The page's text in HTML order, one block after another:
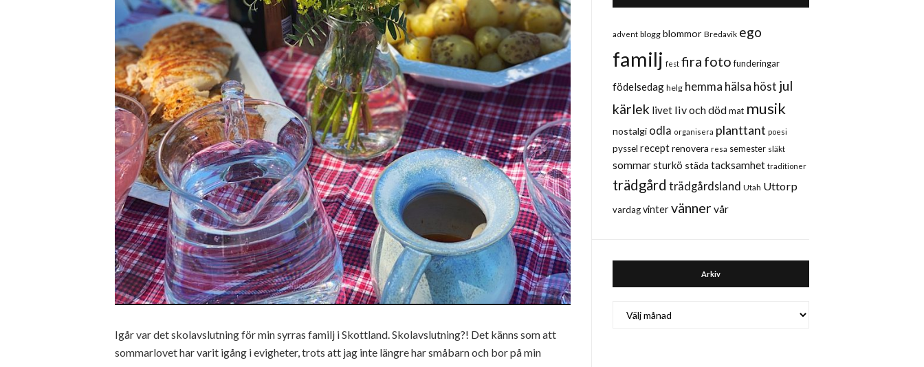
Igår var det skolavslutning för min syrras familj i Skottland. Skolavslutning?! Det känns som att
sommarlovet har varit igång i evigheter, trots att jag inte längre har småbarn och bor på min
advent blogg blommor Bredavik ego
familj fest fira foto funderingar
födelsedag helg hemma hälsa höst jul
kärlek livet liv och död mat musik
nostalgi odla organisera planttant poesi
pyssel receptrenovera resa semester släkt
sommarsturkö städa tacksamhet traditioner
trädgård trädgårdsland Utah Uttorp
vardag vintervänner vår
Arkiv